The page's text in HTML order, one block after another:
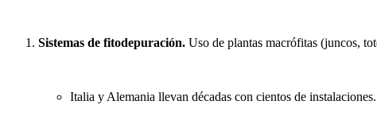
Sistemas de fitodepuración. Uso de plantas macrófitas (juncos,
Italia y Alemania llevan décadas con cientos de instalaciones.